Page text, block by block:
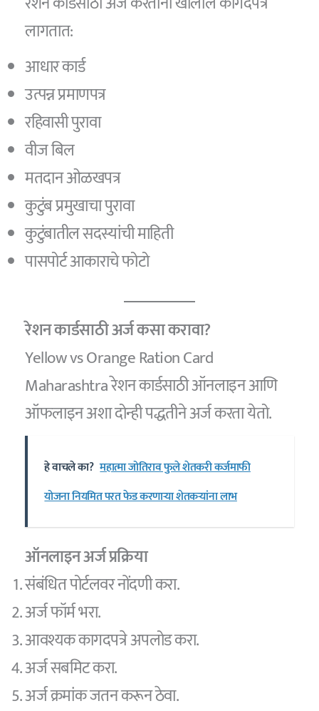
लागतात:
आधार कार्ड
उत्पन्न प्रमाणपत्र
रहिवासी पुरावा
वीज बिल
मतदान ओळखपत्र
कुटुंब प्रमुखाचा पुरावा
कुटुंबातील सदस्यांची माहिती
पासपोर्ट आकाराचे फोटो
रेशन कार्डसाठी अर्ज कसा करावा?
Yellow vs Orange Ration Card
Maharashtra रेशन कार्डसाठी ऑनलाइन आणि
ऑफलाइन अशा दोन्ही पद्धतीने अर्ज करता येतो.
हे वाचले का? महात्मा जोतिराव फुले शेतकरी कर्जमाफी
योजना नियमित परत फेड करणाऱ्या शेतकऱ्यांना लाभ
ऑनलाइन अर्ज प्रक्रिया
संबंधित पोर्टलवर नोंदणी करा.
अर्ज फॉर्म भरा.
आवश्यक कागदपत्रे अपलोड करा.
अर्ज सबमिट करा.
अर्ज क्रमांक जतन करून ठेवा.